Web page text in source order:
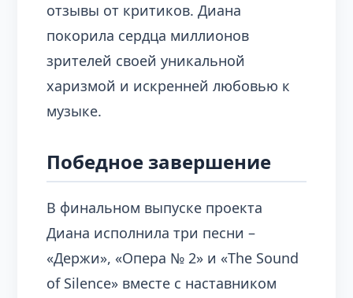
отзывы от критиков. Диана
покорила сердца миллионов
зрителей своей уникальной
харизмой и искренней любовью к
музыке.
Победное завершение
В финальном выпуске проекта
Диана исполнила три песни –
«Держи», «Опера № 2» и «The Sound
of Silence» вместе с наставником